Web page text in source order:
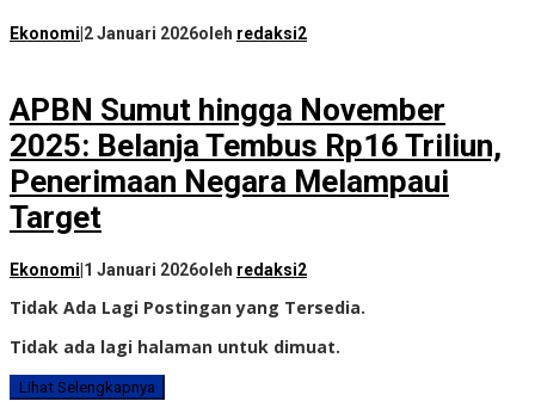
Ekonomi 2 Januari 2026oleh redaksi2
APBN Sumut hingga November
2025: Belanja Tembus Rp16 Triliun,
Penerimaan Negara Melampaui
Target
Ekonomi 1 Januari 2026oleh redaksi2
Tidak Ada Lagi Postingan yang Tersedia.
Tidak ada lagi halaman untuk dimuat.
Lihat Selengkapnya